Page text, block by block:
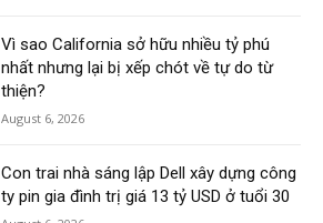
Vì sao California sở hữu nhiều tỷ phú
nhất nhưng lại bị xếp chót về tự do từ
thiện?
August 6, 2026
Con trai nhà sáng lập Dell xây dựng công
ty pin gia đình trị giá 13 tỷ USD ở tuổi 30